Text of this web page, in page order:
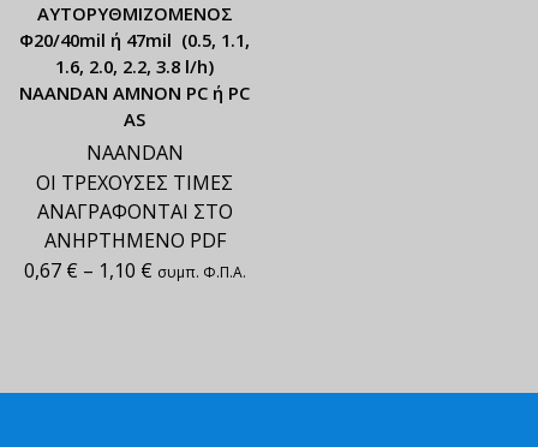
ΑΥΤΟΡΥΘΜΙΖΟΜΕΝΟΣ
Φ20/40mil ή 47mil (0.5, 1.1,
1.6, 2.0, 2.2, 3.8 l/h)
NAANDAN ΑΜΝΟΝ PC ή PC
AS
NAANDAN
ΟΙ ΤΡΕΧΟΥΣΕΣ ΤΙΜΕΣ
ΑΝΑΓΡΑΦΟΝΤΑΙ ΣΤΟ
ΑΝΗΡΤΗΜΕΝΟ PDF
0,67 € – 1,10 € συμπ. Φ.Π.Α.